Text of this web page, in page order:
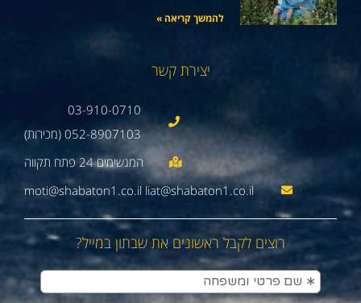
להמשך קריאה »
יצירת קשר
03-910-0710
052-8907103 (מכירות)
moti@shabaton1.co.il liat@shabaton1.co.il
רוצים לקבל ראשונים את שבתון במייל?